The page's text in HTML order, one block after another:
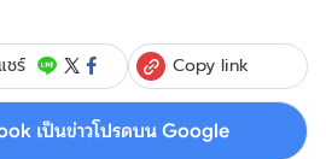
แชร์ Copy link
เป็นข่าวโปรดบน Google